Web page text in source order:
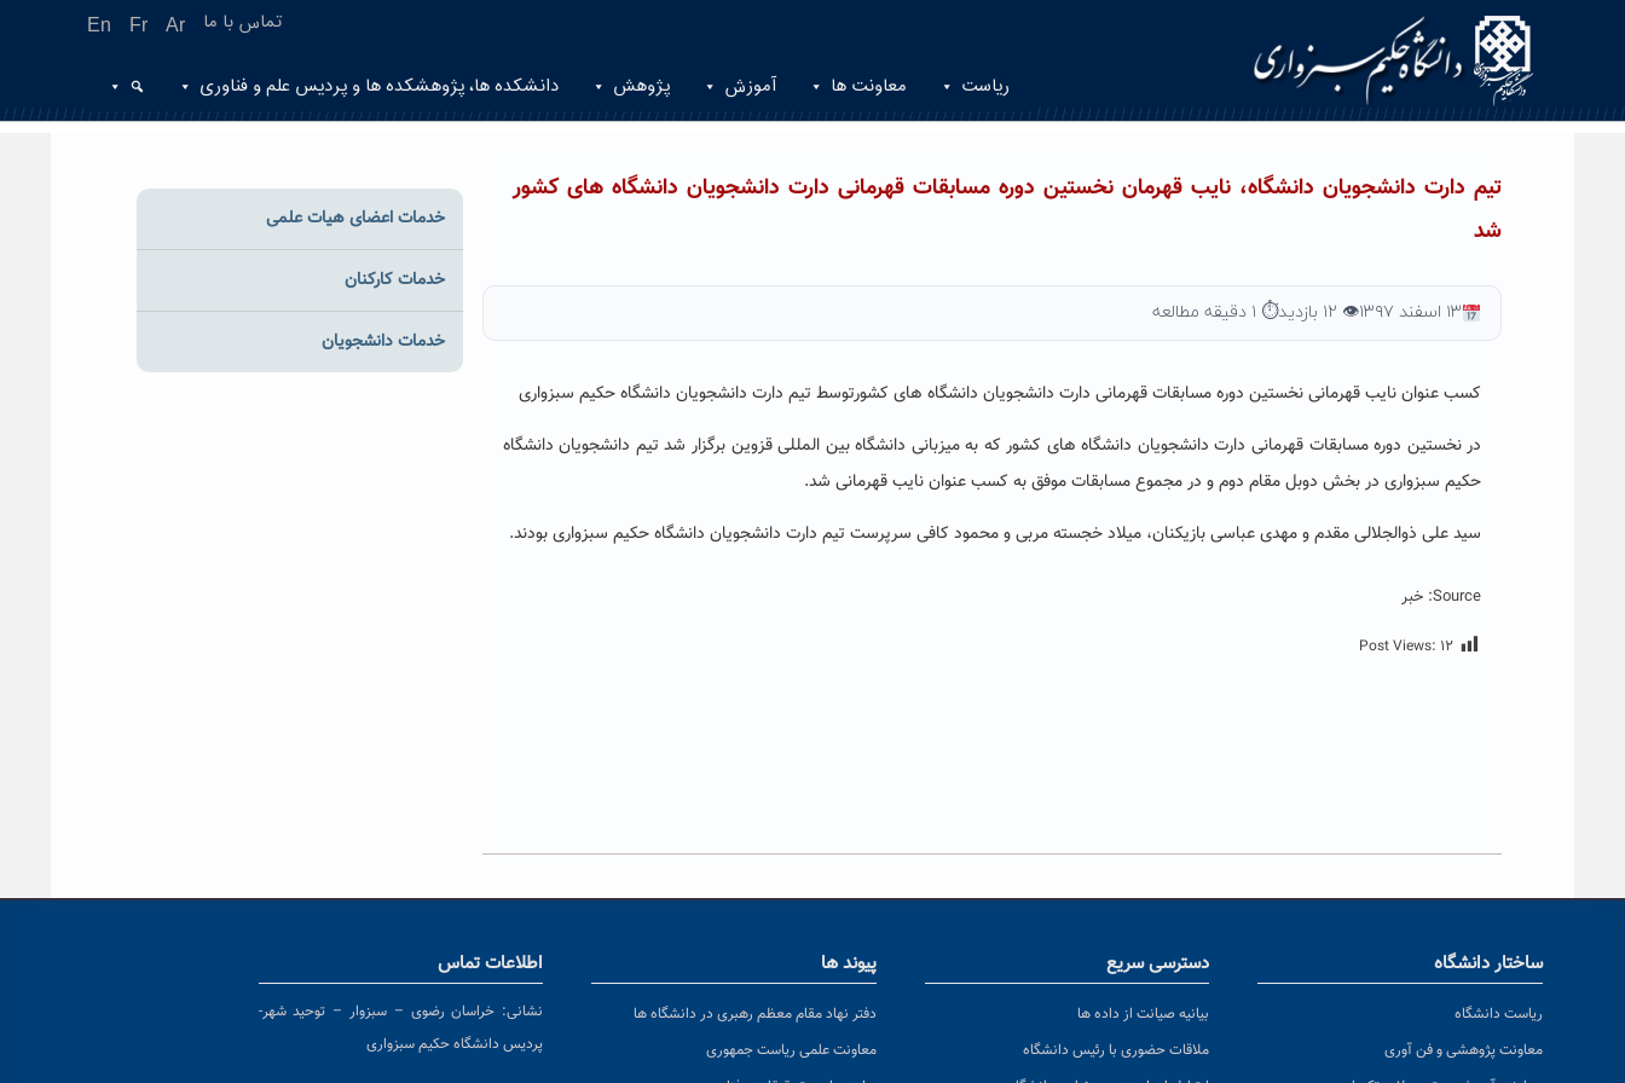
En Fr Ar تماس با ما
ریاست معاونت ها آموزش پژوهش دانشکده ها، پژوهشکده ها و پردیس علم و فناوری
تیم دارت دانشجویان دانشگاه، نایب قهرمان نخستین دوره مسابقات قهرمانی دارت دانشجویان دانشگاه های کشور
شد
۱۳ اسفند ۱۳۹۷ 👁 ۱۲ بازدید ⏱ ۱ دقیقه مطالعه
کسب عنوان نایب قهرمانی نخستین دوره مسابقات قهرمانی دارت دانشجویان دانشگاه های کشورتوسط تیم دارت دانشجویان دانشگاه حکیم سبزواری
در نخستین دوره مسابقات قهرمانی دارت دانشجویان دانشگاه های کشور که به میزبانی دانشگاه بین المللی قزوین برگزار شد تیم دانشجویان دانشگاه
حکیم سبزواری در بخش دوبل مقام دوم و در مجموع مسابقات موفق به کسب عنوان نایب قهرمانی شد.
سید علی ذوالجلالی مقدم و مهدی عباسی بازیکنان، میلاد خجسته مربی و محمود کافی سرپرست تیم دارت دانشجویان دانشگاه حکیم سبزواری بودند.
Source: خبر
Post Views: ۱۲
خدمات اعضای هیات علمی
خدمات کارکنان
خدمات دانشجویان
ساختار دانشگاه
ریاست دانشگاه
معاونت پژوهشی و فن آوری
دسترسی سریع
بیانیه صیانت از داده ها
ملاقات حضوری با رئیس دانشگاه
پیوند ها
دفتر نهاد مقام معظم رهبری در دانشگاه ها
معاونت علمی ریاست جمهوری
اطلاعات تماس
نشانی: خراسان رضوی – سبزوار – توحید شهر-
پردیس دانشگاه حکیم سبزواری